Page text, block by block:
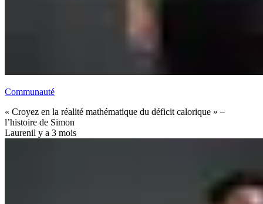
Communauté
« Croyez en la réalité mathématique du déficit calorique » –
l’histoire de Simon
Laurenil y a 3 mois